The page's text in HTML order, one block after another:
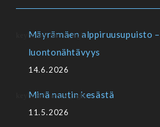
Mäyrämäen alppiruusupuisto
luontonähtävyys
14.6.2026
Minä nautin kesästä
11.5.2026